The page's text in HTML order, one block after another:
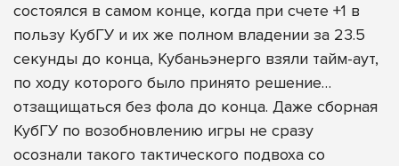
состоялся в самом конце, когда при счете +1 в
пользу КубГУ и их же полном владении за 23.5
секунды до конца, Кубаньэнерго взяли тайм-аут,
по ходу которого было принято решение…
отзащищаться без фола до конца. Даже сборная
КубГУ по возобновлению игры не сразу
осознали такого тактического подвоха со